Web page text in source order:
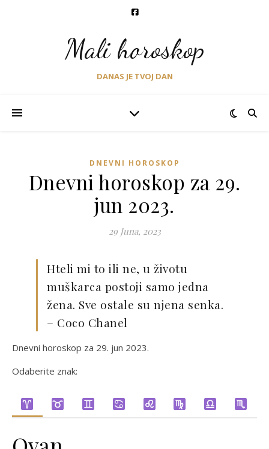
Mali horoskop
DANAS JE TVOJ DAN
DNEVNI HOROSKOP
Dnevni horoskop za 29.
jun 2023.
29 Juna, 2023
Hteli mi to ili ne, u životu
muškarca postoji samo jedna
žena. Sve ostale su njena senka.
– Coco Chanel
Dnevni horoskop za 29. jun 2023.
Odaberite znak: